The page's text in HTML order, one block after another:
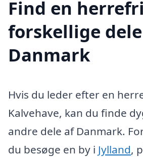
Find en
forskellige
Danmark
Hvis du leder efter en
Kalvehave, kan du finde
andre dele af Danmark.
du besøge en by i Jylland,